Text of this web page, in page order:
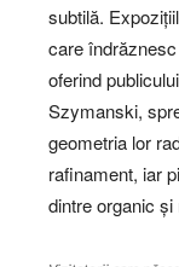
subtilă.
care
oferind
Szymanski,
geometria lor
rafinament, iar
dintre organic